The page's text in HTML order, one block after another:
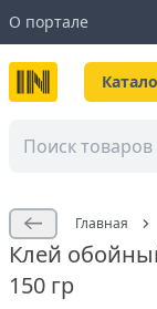
О портале
Главная
Клей
150 гр